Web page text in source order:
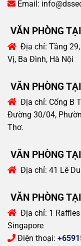
Email:
VĂN PHÒNG
Địa chỉ: Tầng
Vị, Ba Đình, Hà Nội
VĂN PHÒNG
Địa chỉ: Cổng B
Đường 30/04,
Thơ.
VĂN PHÒNG
Địa chỉ: 41 Lê
VĂN PHÒNG
Địa chỉ: 1
Singapore
Điện thoại: